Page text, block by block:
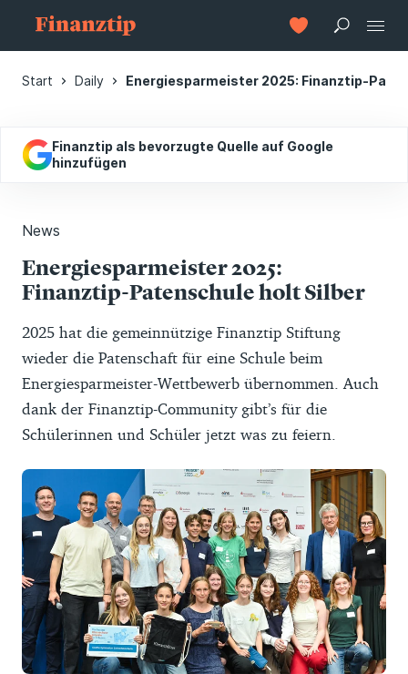
Start Daily Energiesparmeister 2025: Finanztip-
Finanztip als bevorzugte Quelle auf Google
hinzufügen
News
Energiesparmeister 2025:
Finanztip-Patenschule holt Silber
2025 hat die gemeinnützige Finanztip Stiftung
wieder die Patenschaft für eine Schule beim
Energiesparmeister-Wettbewerb übernommen. Auch
dank der Finanztip-Community gibt’s für die
Schülerinnen und Schüler jetzt was zu feiern.